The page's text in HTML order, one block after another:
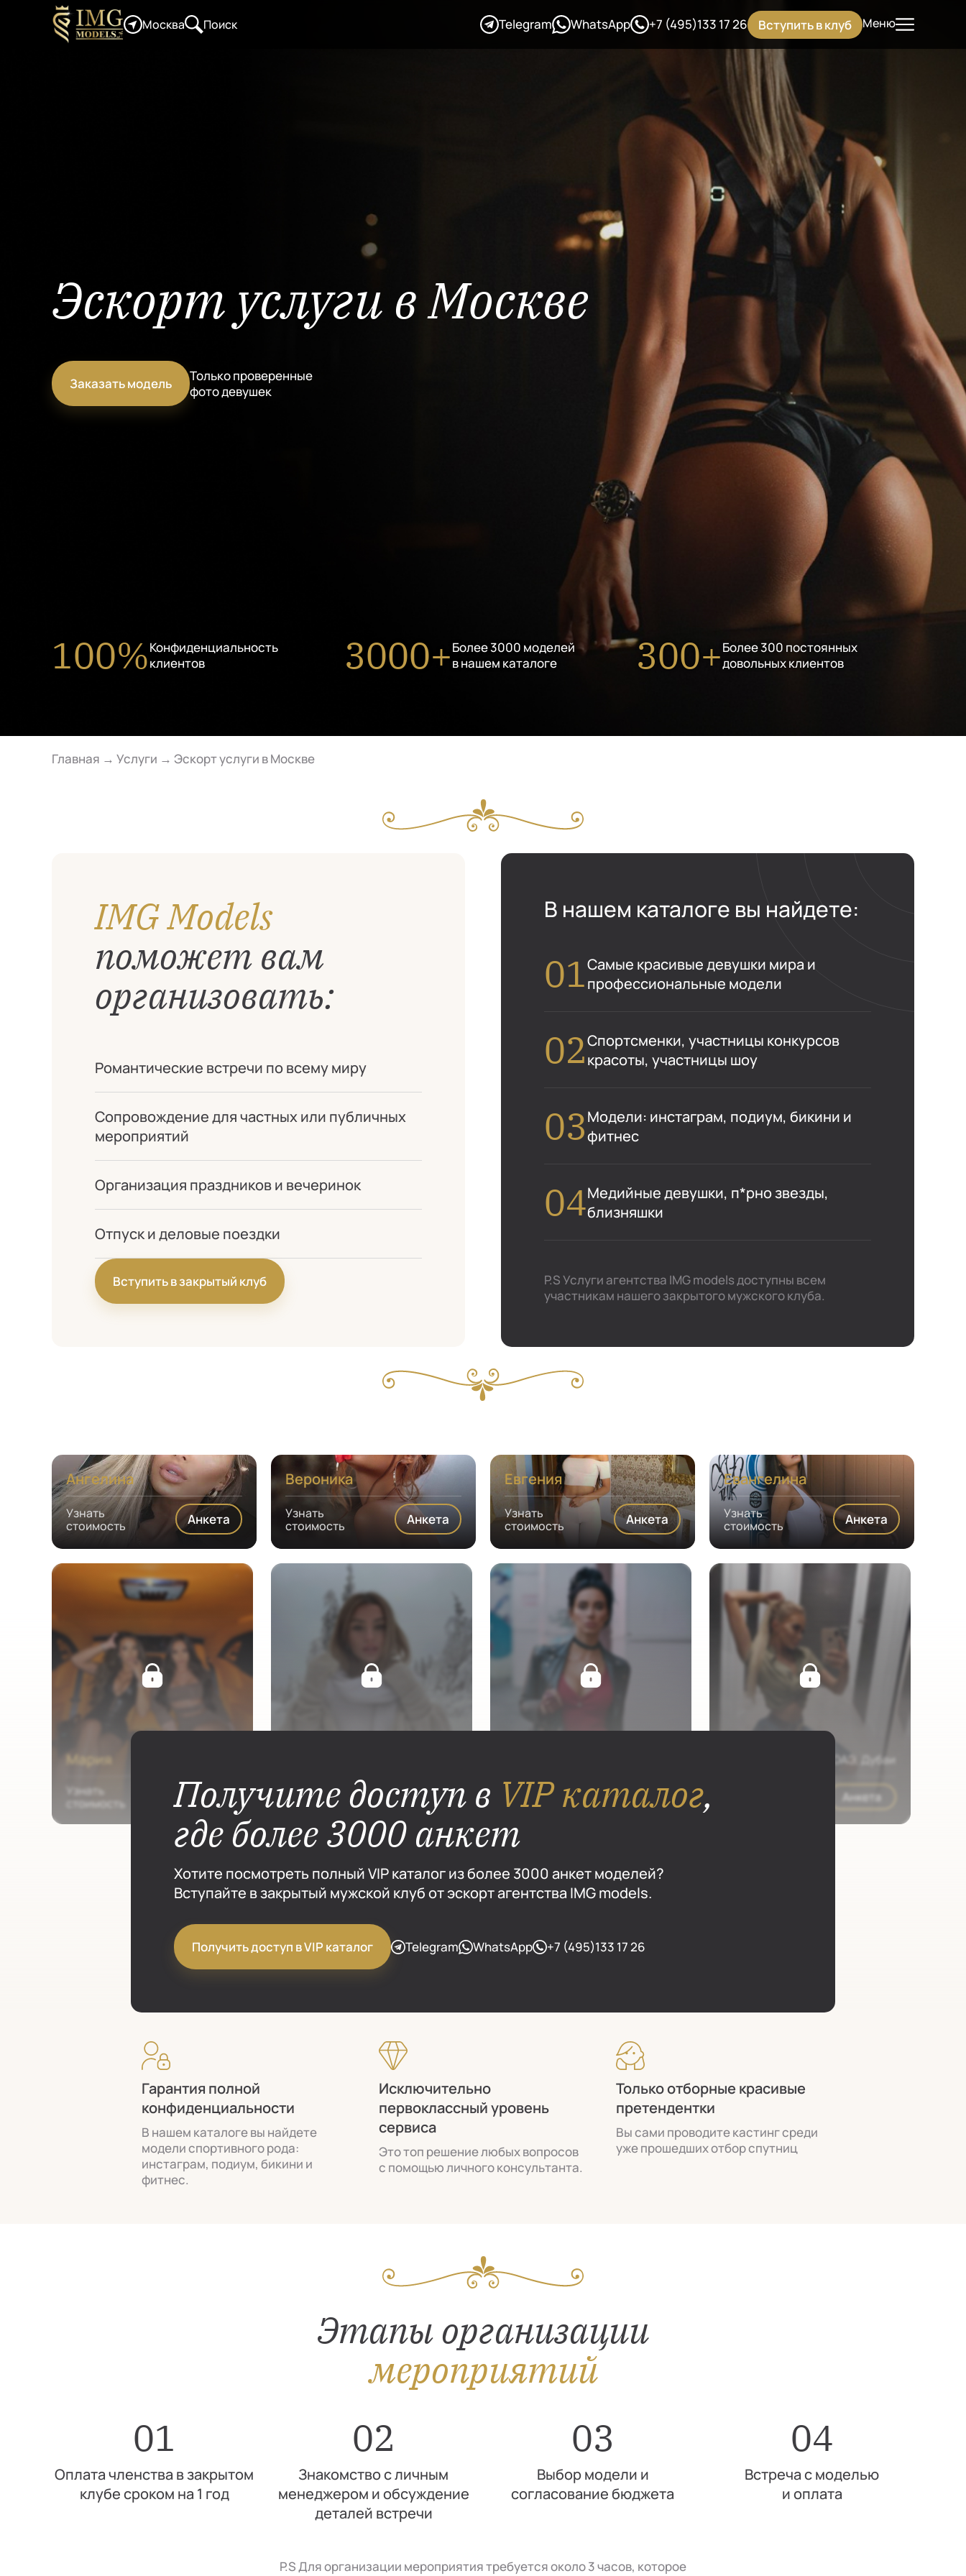
Москва Поиск Telegram WhatsApp +7 (495)133 17 26 Вступить в клуб Меню
Эскорт услуги в Москве
Заказать модель
Только проверенные
фото девушек
100%Конфиденциальность
клиентов
3000+Более 3000 моделей
в нашем каталоге
300+Более 300 постоянных
довольных клиентов
Главная → Услуги → Эскорт услуги в Москве
IMG Models
поможет вам
организовать:
Романтические встречи по всему миру
Сопровождение для частных или публичных
мероприятий
Организация праздников и вечеринок
Отпуск и деловые поездки
Вступить в закрытый клуб
В нашем каталоге вы найдете:
Самые красивые девушки мира и
профессиональные модели
Спортсменки, участницы конкурсов
красоты, участницы шоу
Модели: инстаграм, подиум, бикини и
фитнес
Медийные девушки, п*рно звезды,
близняшки
P.S Услуги агентства IMG models доступны всем
участникам нашего закрытого мужского клуба.
Ангелина
Узнать
стоимость
Анкета
Вероника
Узнать
стоимость
Анкета
Евгения
Узнать
стоимость
Анкета
Евангелина
Узнать
стоимость
Анкета
Получите доступ в VIP каталог,
где более 3000 анкет
Хотите посмотреть полный VIP каталог из более 3000 анкет моделей?
Вступайте в закрытый мужской клуб от эскорт агентства IMG models.
Получить доступ в VIP каталог Telegram WhatsApp +7 (495)133 17 26
Гарантия полной
конфиденциальности
В нашем каталоге вы найдете
модели спортивного рода:
инстаграм, подиум, бикини и
фитнес.
Исключительно
первоклассный уровень
сервиса
Это топ решение любых вопросов
с помощью личного консультанта.
Только отборные красивые
претендентки
Вы сами проводите кастинг среди
уже прошедших отбор спутниц
Этапы организации
мероприятий
01
Оплата членства в закрытом
клубе сроком на 1 год
02
Знакомство с личным
менеджером и обсуждение
деталей встречи
03
Выбор модели и
согласование бюджета
04
Встреча с моделью
и оплата
P.S Для организации мероприятия требуется около 3 часов, которое